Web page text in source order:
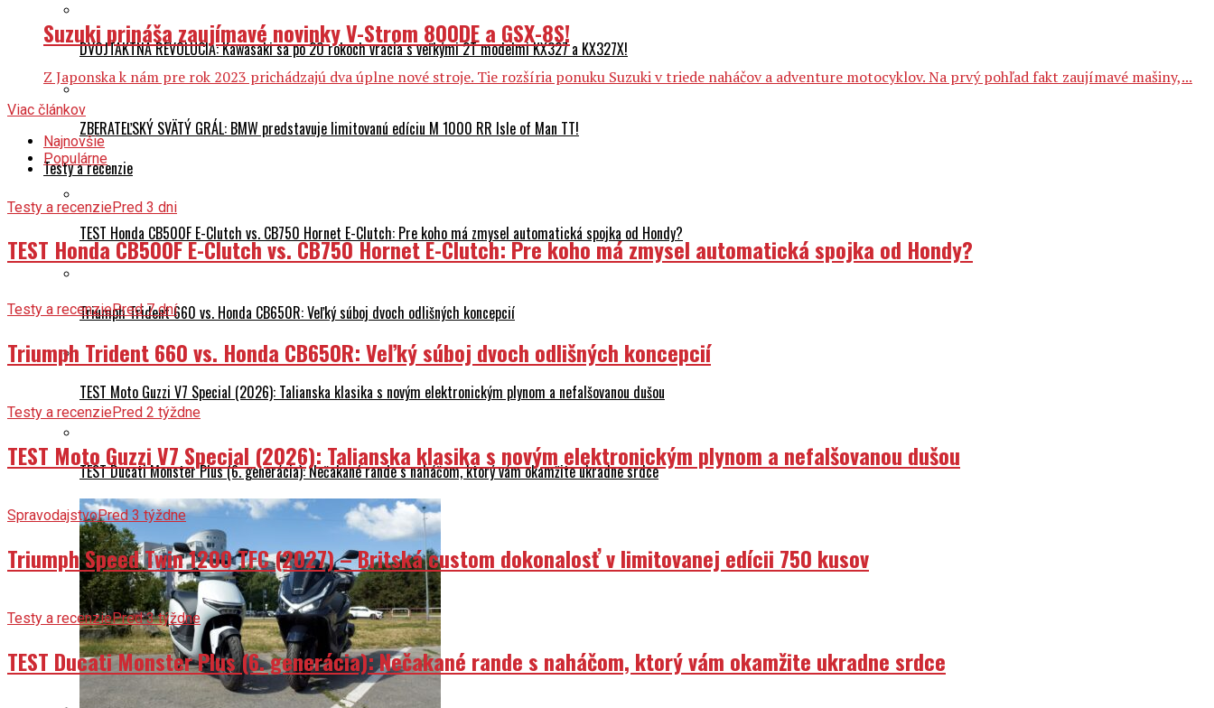
DVOJTAKTNÁ REVOLÚCIA: Kawasaki sa po 20 rokoch vracia s veľkými 2T modelmi KX327 a KX327X!
ZBERATEĽSKÝ SVÄTÝ GRÁL: BMW predstavuje limitovanú edíciu M 1000 RR Isle of Man TT!
Testy a recenzie
TEST Honda CB500F E-Clutch vs. CB750 Hornet E-Clutch: Pre koho má zmysel automatická spojka od Hondy?
Triumph Trident 660 vs. Honda CB650R: Veľký súboj dvoch odlišných koncepcií
TEST Moto Guzzi V7 Special (2026): Talianska klasika s novým elektronickým plynom a nefalšovanou dušou
TEST Ducati Monster Plus (6. generácia): Nečakané rande s naháčom, ktorý vám okamžite ukradne srdce
Suzuki prináša zaujímavé novinky V-Strom 800DE a GSX-8S!
Z Japonska k nám pre rok 2023 prichádzajú dva úplne nové stroje. Tie rozšíria ponuku Suzuki v triede naháčov a adventure motocyklov. Na prvý pohľad fakt zaujímavé mašiny,...
Viac článkov
Najnovšie
Populárne
Testy a recenziePred 3 dni
TEST Honda CB500F E-Clutch vs. CB750 Hornet E-Clutch: Pre koho má zmysel automatická spojka od Hondy?
Testy a recenziePred 7 dní
Triumph Trident 660 vs. Honda CB650R: Veľký súboj dvoch odlišných koncepcií
Testy a recenziePred 2 týždne
TEST Moto Guzzi V7 Special (2026): Talianska klasika s novým elektronickým plynom a nefalšovanou dušou
SpravodajstvoPred 3 týždne
Triumph Speed Twin 1200 TFC (2027) – Britská custom dokonalosť v limitovanej edícii 750 kusov
Testy a recenziePred 3 týždne
TEST Ducati Monster Plus (6. generácia): Nečakané rande s naháčom, ktorý vám okamžite ukradne srdce